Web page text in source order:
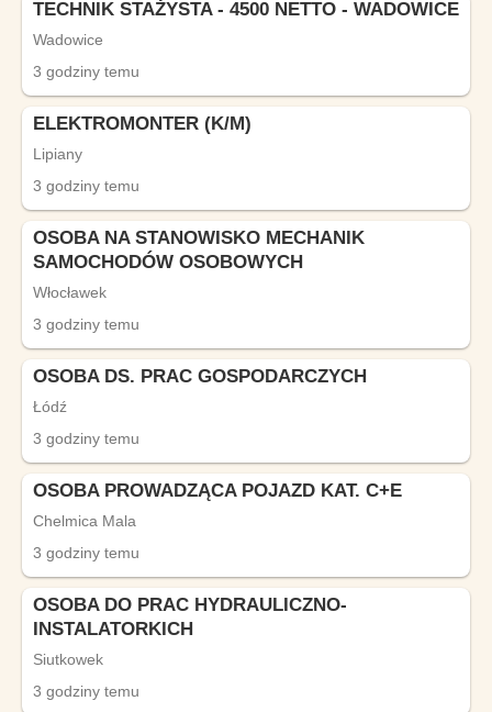
TECHNIK STAŻYSTA - 4500 NETTO - WADOWICE
Wadowice
3 godziny temu
ELEKTROMONTER (K/M)
Lipiany
3 godziny temu
OSOBA NA STANOWISKO MECHANIK
SAMOCHODÓW OSOBOWYCH
Włocławek
3 godziny temu
OSOBA DS. PRAC GOSPODARCZYCH
Łódź
3 godziny temu
OSOBA PROWADZĄCA POJAZD KAT. C+E
Chelmica Mala
3 godziny temu
OSOBA DO PRAC HYDRAULICZNO-
INSTALATORKICH
Siutkowek
3 godziny temu